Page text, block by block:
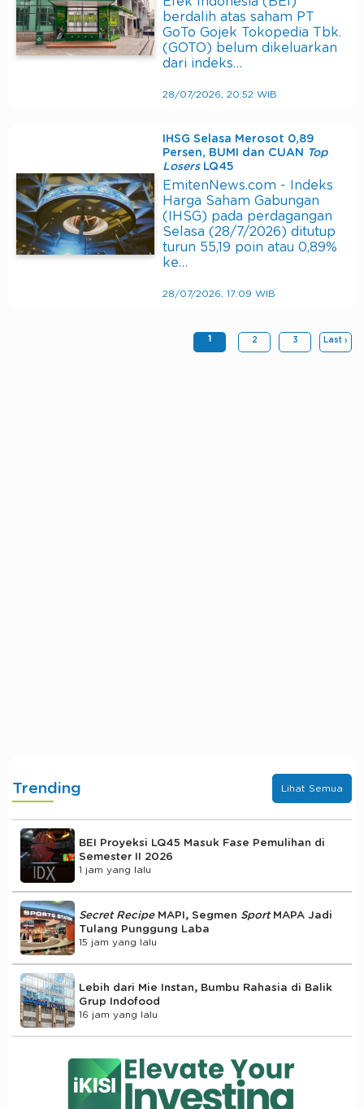
berdalih atas saham PT
GoTo Gojek Tokopedia Tbk.
(GOTO) belum dikeluarkan
dari indeks…
28/07/2026, 20:52 WIB
IHSG Selasa Merosot 0,89
Persen, BUMI dan CUAN Top
LosersLQ45
EmitenNews.com - Indeks
Harga Saham Gabungan
(IHSG) pada perdagangan
Selasa (28/7/2026) ditutup
turun 55,19 poin atau 0,89%
ke…
28/07/2026, 17:09 WIB
1 2 3 Last ›
Trending Lihat Semua
BEI Proyeksi LQ45 Masuk Fase Pemulihan di
Semester II 2026
1 jam yang lalu
Secret RecipeMAPI, Segmen Sport MAPA Jadi
Tulang Punggung Laba
15 jam yang lalu
Lebih dari Mie Instan, Bumbu Rahasia di Balik
Grup Indofood
16 jam yang lalu